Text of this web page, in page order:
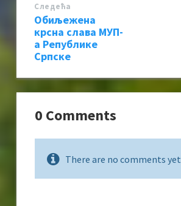
Следећa
Обиљежена
крсна слава МУП-
а Републике
Српске
0 Comments
There are no comments yet